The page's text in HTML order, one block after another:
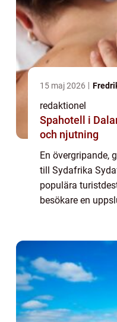
15 maj 2026
redaktionel
Spahotell i
och njutning
En övergripande,
till Sydafrika
populära
besökare en